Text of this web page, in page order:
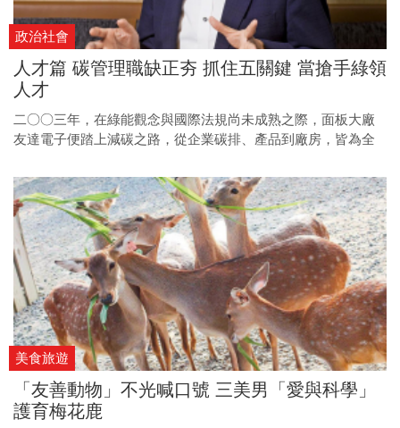
政治社會
人才篇 碳管理職缺正夯 抓住五關鍵 當搶手綠領
人才
二○○三年，在綠能觀念與國際法規尚未成熟之際，面板大廠
友達電子便踏上減碳之路，從企業碳排、產品到廠房，皆為全
總經理暨執行長、現為台灣數位企業總會理事長的陳來助。
美食旅遊
「友善動物」不光喊口號 三美男「愛與科學」
護育梅花鹿